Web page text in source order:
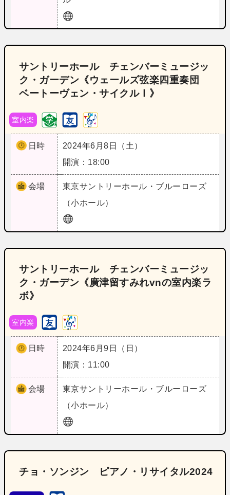
サントリーホール チェンバーミュージッ
ク・ガーデン《ウェールズ弦楽四重奏団
ベートーヴェン・サイクルⅠ》
室内楽
日時
2024年6月8日（土）
開演：18:00
会場 東京サントリーホール・ブルーローズ
（小ホール）
サントリーホール チェンバーミュージッ
ク・ガーデン《廣津留すみれvnの室内楽ラ
ボ》
室内楽
日時
2024年6月9日（日）
開演：11:00
会場 東京サントリーホール・ブルーローズ
（小ホール）
チョ・ソンジン ピアノ・リサイタル2024